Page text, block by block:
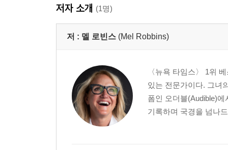
저자 소개 (1명)
저 : 멜 로빈스 (Mel Robbins)
〈뉴욕 타임스〉 1위
있는 전문가이다. 그녀
폼인 오더블(Audible)
기록하며 국경을 넘나